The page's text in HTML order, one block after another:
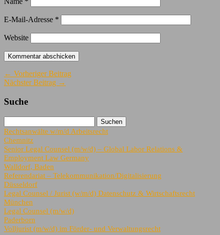
E-Mail-Adresse *
Website
← Vorheriger Beitrag
Nächster Beitrag →
Suche
Rechtsanwälte w/m/d Arbeitsrecht
Chemnitz
Senior Legal Counsel (m/w/d) – Global Labor Relations &
Employment Law Germany
Walldorf, Baden
Referendariat – Telekommunikation/Digitalisierung
Düsseldorf
Legal Counsel / Jurist (w/m/d) Datenschutz & Wirtschaftsrecht
München
Legal Counsel (m/w/d)
Paderborn
Volljurist (m/w/d) im Förder- und Verwaltungsrecht